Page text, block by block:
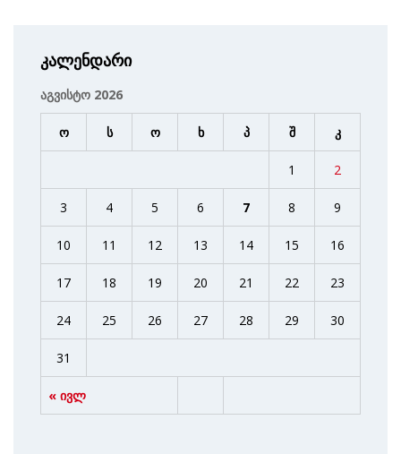
კალენდარი
აგვისტო 2026
ო ს ო ხ პ შ კ
« ივლ
1 2
3 4 5 6 7 8 9
10 11 12 13 14 15 16
17 18 19 20 21 22 23
24 25 26 27 28 29 30
31